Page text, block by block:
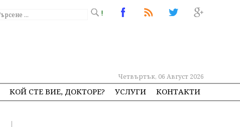
!
Четвъртък, 06 Август 2026
КОЙ СТЕ ВИЕ, ДОКТОРЕ? УСЛУГИ КОНТАКТИ